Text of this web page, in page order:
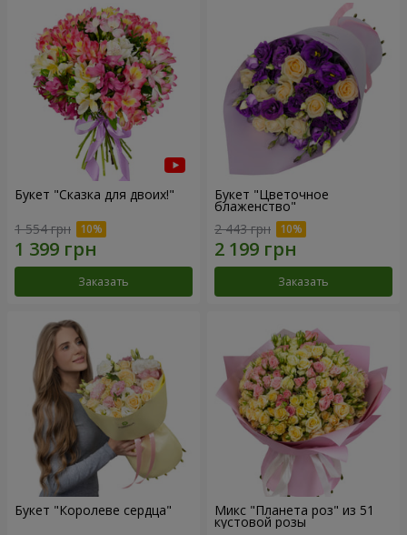
Букет "Сказка для двоих!"
1 554 грн
Заказать
Букет "Цветочное
блаженство"
2 443 грн
Заказать
Букет "Королеве сердца" Микс "Планета роз" из 51
кустовой розы